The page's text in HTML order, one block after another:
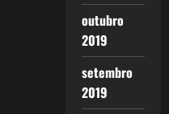
outubro
2019
setembro
2019